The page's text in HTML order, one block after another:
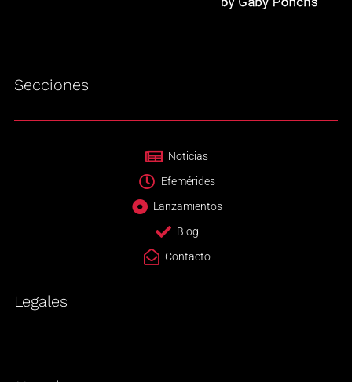
Secciones
Noticias
Efemérides
Lanzamientos
Blog
Contacto
Legales